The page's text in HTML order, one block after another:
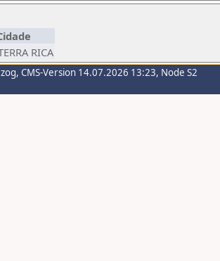
RICA
, CMS-Version 14.07.2026 13:23, Node S2